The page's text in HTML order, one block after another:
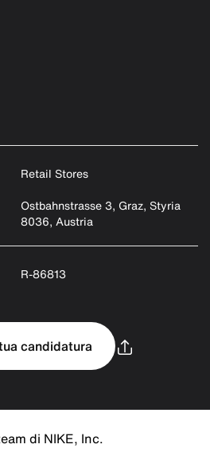
Retail Stores
Ostbahnstrasse 3, Graz, Styria
8036, Austria
R-86813
candidatura
di NIKE, Inc.